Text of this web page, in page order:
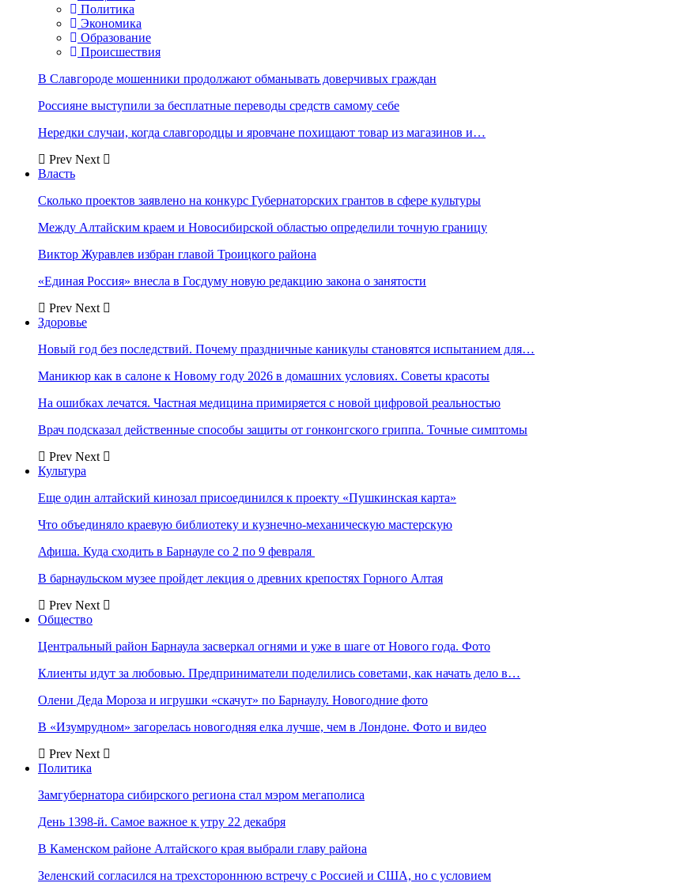
Политика
Экономика
Образование
Происшествия
В Славгороде мошенники продолжают обманывать доверчивых граждан
Россияне выступили за бесплатные переводы средств самому себе
Нередки случаи, когда славгородцы и яровчане похищают товар из магазинов и…
Prev Next
Власть
Сколько проектов заявлено на конкурс Губернаторских грантов в сфере культуры
Между Алтайским краем и Новосибирской областью определили точную границу
Виктор Журавлев избран главой Троицкого района
«Единая Россия» внесла в Госдуму новую редакцию закона о занятости
Prev Next
Здоровье
Новый год без последствий. Почему праздничные каникулы становятся испытанием для…
Маникюр как в салоне к Новому году 2026 в домашних условиях. Советы красоты
На ошибках лечатся. Частная медицина примиряется с новой цифровой реальностью
Врач подсказал действенные способы защиты от гонконгского гриппа. Точные симптомы
Prev Next
Культура
Еще один алтайский кинозал присоединился к проекту «Пушкинская карта»
Что объединяло краевую библиотеку и кузнечно-механическую мастерскую
Афиша. Куда сходить в Барнауле со 2 по 9 февраля
В барнаульском музее пройдет лекция о древних крепостях Горного Алтая
Prev Next
Общество
Центральный район Барнаула засверкал огнями и уже в шаге от Нового года. Фото
Клиенты идут за любовью. Предприниматели поделились советами, как начать дело в…
Олени Деда Мороза и игрушки «скачут» по Барнаулу. Новогодние фото
В «Изумрудном» загорелась новогодняя елка лучше, чем в Лондоне. Фото и видео
Prev Next
Политика
Замгубернатора сибирского региона стал мэром мегаполиса
День 1398-й. Самое важное к утру 22 декабря
В Каменском районе Алтайского края выбрали главу района
Зеленский согласился на трехстороннюю встречу с Россией и США, но с условием